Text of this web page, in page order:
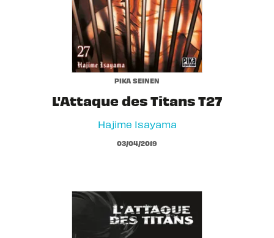
PIKA SEINEN
L'Attaque des Titans T27
Hajime Isayama
03/04/2019